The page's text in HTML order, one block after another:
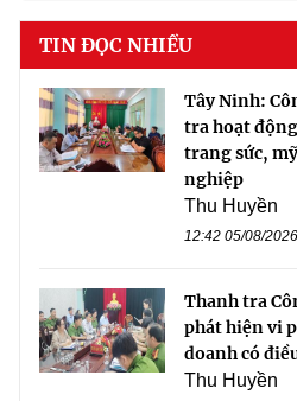
TIN ĐỌC NHIỀU
Tây Ninh:
tra hoạt
trang sức,
nghiệp
Thu Huyền
12:42 05/08/2026
Thanh tra
phát hiện vi
doanh có
Thu Huyền